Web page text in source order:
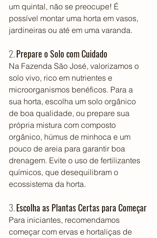
um quintal, não se preocupe! É
possível montar uma horta em vasos,
jardineiras ou até em uma varanda.
2. Prepare o Solo com Cuidado
Na Fazenda São José, valorizamos o
solo vivo, rico em nutrientes e
microorganismos benéficos. Para a
sua horta, escolha um solo orgânico
de boa qualidade, ou prepare sua
própria mistura com composto
orgânico, húmus de minhoca e um
pouco de areia para garantir boa
drenagem. Evite o uso de fertilizantes
químicos, que desequilibram o
ecossistema da horta.
3. Escolha as Plantas Certas para Começar
Para iniciantes, recomendamos
começar com ervas e hortaliças de